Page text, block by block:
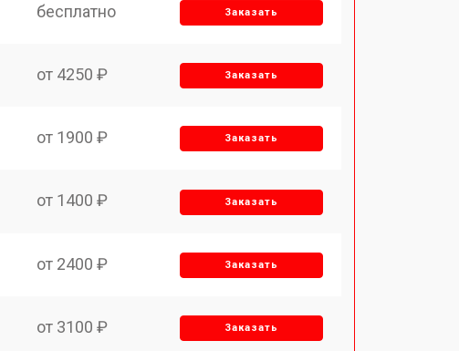
бесплатно Заказать
от 4250 ₽ Заказать
от 1900 ₽ Заказать
от 1400 ₽ Заказать
от 2400 ₽ Заказать
от 3100 ₽ Заказать